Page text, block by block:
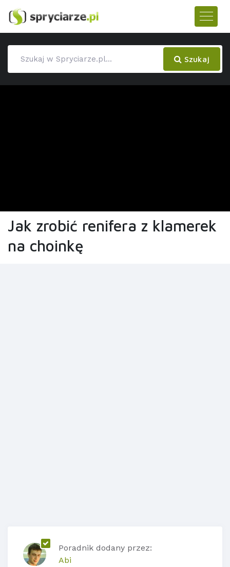
Szukaj
Jak zrobić renifera z klamerek
na choinkę
Poradnik dodany przez:
Abi